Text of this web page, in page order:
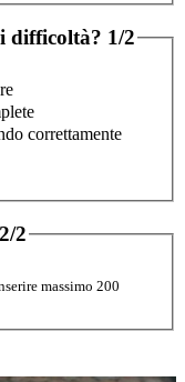
difficoltà? 1/2
correttamente
2/2
massimo 200